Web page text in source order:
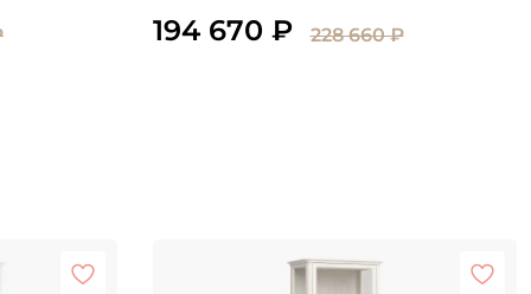
194 670 ₽ 228 660 ₽